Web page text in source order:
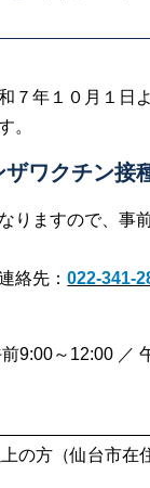
７年１０月１日
。
ザワクチン接
りますので、事
絡先：022-341-
9:00～12:00 ／
の方（仙台市在